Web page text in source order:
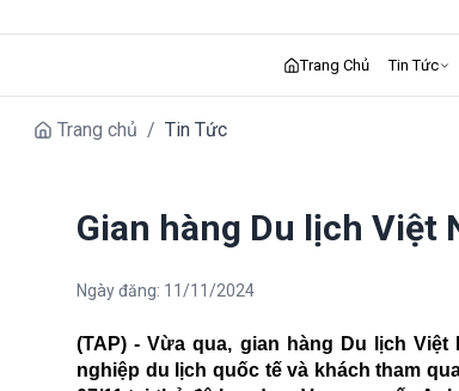
Trang Chủ Tin Tức
Trang chủ / Tin Tức
Gian hàng Du lịch Việt
Ngày đăng: 11/11/2024
(TAP) - Vừa qua, gian hàng Du lịch
nghiệp du lịch quốc tế và khách tham